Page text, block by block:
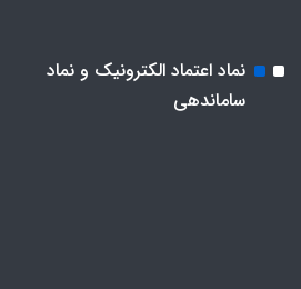
نماد اعتماد الکترونیک و نماد
ساماندهی